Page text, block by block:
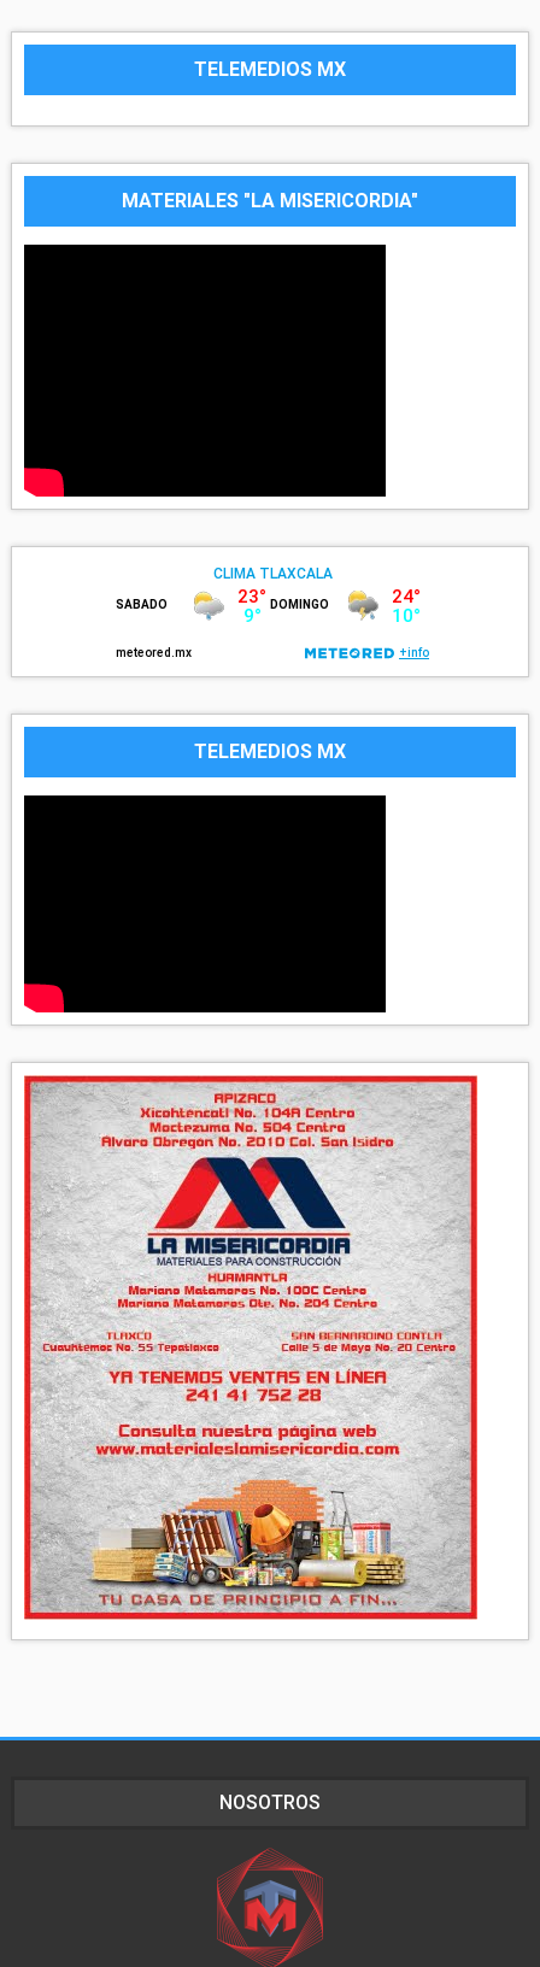
TELEMEDIOS MX
MATERIALES "LA MISERICORDIA"
TELEMEDIOS MX
NOSOTROS